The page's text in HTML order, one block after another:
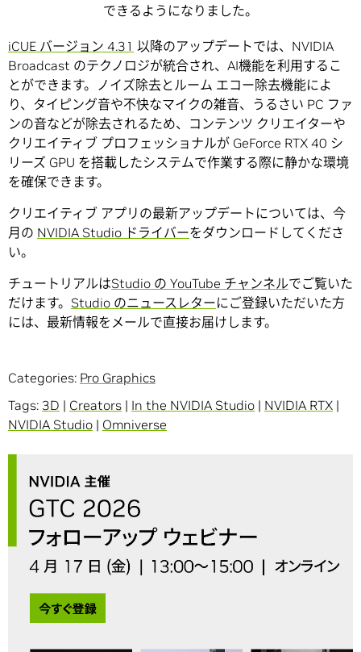
できるようになりました。
iCUE バージョン 4.31 以降のアップデートでは、NVIDIA
Broadcast のテクノロジが統合され、AI機能を利用するこ
とができます。ノイズ除去とルーム エコー除去機能によ
り、タイピング音や不快なマイクの雑音、うるさい PC ファ
ンの音などが除去されるため、コンテンツ クリエイターや
クリエイティブ プロフェッショナルが GeForce RTX 40 シ
リーズ GPU を搭載したシステムで作業する際に静かな環境
を確保できます。
クリエイティブ アプリの最新アップデートについては、今
月の NVIDIA Studio ドライバーをダウンロードしてくださ
い。
チュートリアルはStudio の YouTube チャンネルでご覧いた
だけます。 Studio のニュースレターにご登録いただいた方
には、最新情報をメールで直接お届けします。
Categories: Pro Graphics
Tags: 3D | Creators | In the NVIDIA Studio | NVIDIA RTX |
NVIDIA Studio | Omniverse